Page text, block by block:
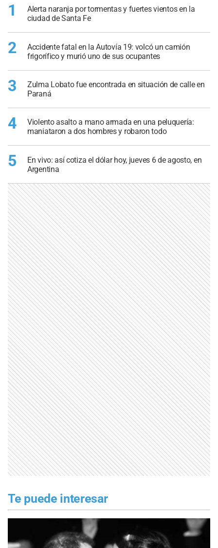
1
Alerta naranja por tormentas y fuertes vientos en la
ciudad de Santa Fe
2
Accidente fatal en la Autovía 19: volcó un camión
frigorífico y murió uno de sus ocupantes
3
Zulma Lobato fue encontrada en situación de calle en
Paraná
4
Violento asalto a mano armada en una peluquería:
maniataron a dos hombres y robaron todo
5
En vivo: así cotiza el dólar hoy, jueves 6 de agosto, en
Argentina
Te puede interesar